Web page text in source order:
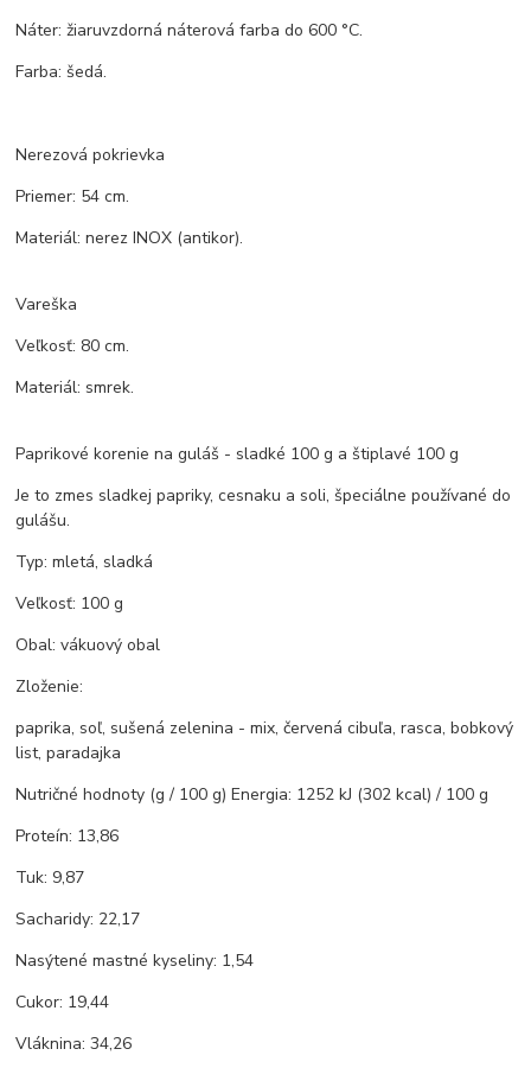
Náter: žiaruvzdorná náterová farba do 600 °C.
Farba: šedá.
Nerezová pokrievka
Priemer: 54 cm.
Materiál: nerez INOX (antikor).
Vareška
Veľkosť: 80 cm.
Materiál: smrek.
Paprikové korenie na guláš - sladké 100 g a štiplavé 100 g
Je to zmes sladkej papriky, cesnaku a soli, špeciálne používané do
gulášu.
Typ: mletá, sladká
Veľkosť: 100 g
Obal: vákuový obal
Zloženie:
paprika, soľ, sušená zelenina - mix, červená cibuľa, rasca, bobkový
list, paradajka
Nutričné hodnoty (g / 100 g) Energia: 1252 kJ (302 kcal) / 100 g
Proteín: 13,86
Tuk: 9,87
Sacharidy: 22,17
Nasýtené mastné kyseliny: 1,54
Cukor: 19,44
Vláknina: 34,26